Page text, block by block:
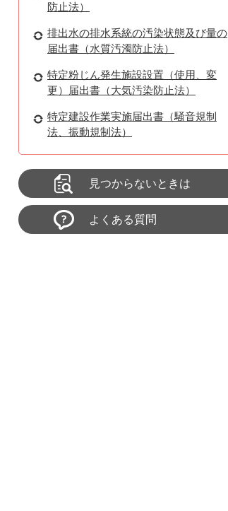
防止法）
排出水の排水系統の汚染状態及び量の
届出書（水質汚濁防止法）
特定粉じん発生施設設置（使用、変
更）届出書（大気汚染防止法）
特定建設作業実施届出書（騒音規制
法、振動規制法）
見つからないときは
よくある質問